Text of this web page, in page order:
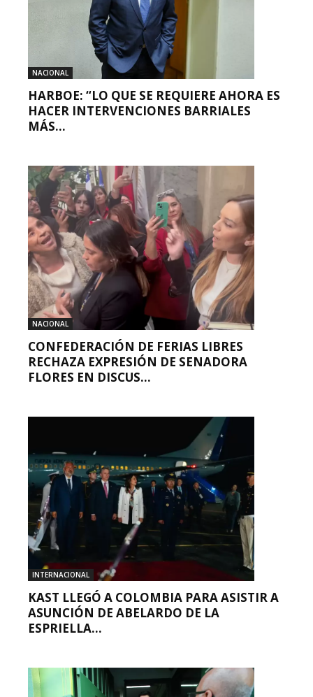
NACIONAL
HARBOE: “LO QUE SE REQUIERE AHORA ES
HACER INTERVENCIONES BARRIALES
MÁS...
NACIONAL
CONFEDERACIÓN DE FERIAS LIBRES
RECHAZA EXPRESIÓN DE SENADORA
FLORES EN DISCUS...
INTERNACIONAL
KAST LLEGÓ A COLOMBIA PARA ASISTIR A
ASUNCIÓN DE ABELARDO DE LA
ESPRIELLA...